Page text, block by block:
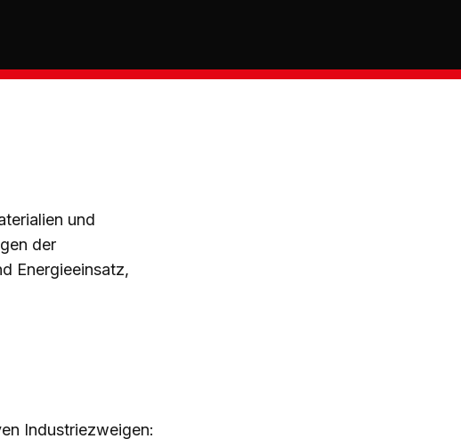
und
der
Energieeinsatz,
Industriezweigen: